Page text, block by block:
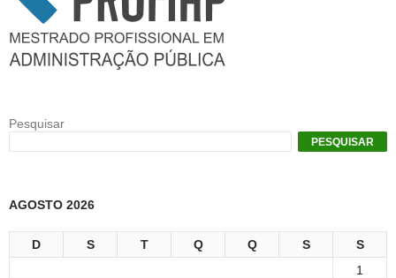
Pesquisar
PESQUISAR
AGOSTO 2026
D S T Q Q S
S
1